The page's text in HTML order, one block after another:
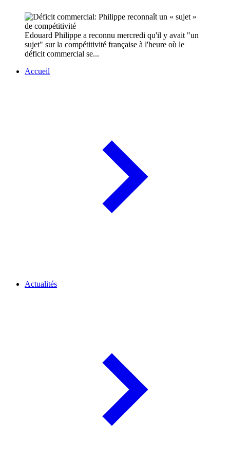
Edouard Philippe a reconnu mercredi qu'il y avait "un
sujet" sur la compétitivité française à l'heure où le
déficit commercial se...
Accueil
Actualités